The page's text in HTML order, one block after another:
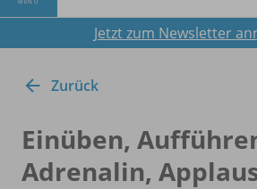
Jetzt zum Newsletter
Zurück
Einüben,
Adrenalin,